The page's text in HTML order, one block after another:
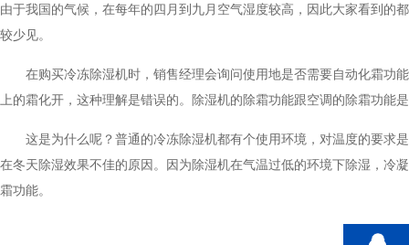
由于我国的气候，在每年的四月到九月空气湿度较高，因此大家看到的
较少见。
在购买冷冻除湿机时，销售经理会询问使用地是否需要自动化霜功
上的霜化开，这种理解是错误的。除湿机的除霜功能跟空调的除霜功能
这是为什么呢？普通的冷冻除湿机都有个使用环境，对温度的要求
在冬天除湿效果不佳的原因。因为除湿机在气温过低的环境下除湿，冷
霜功能。